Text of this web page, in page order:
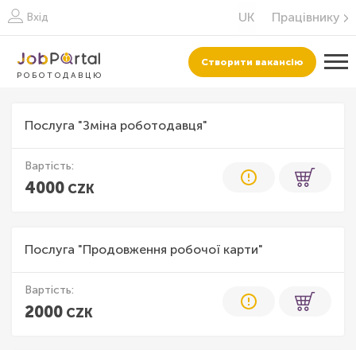
Вхід Працівнику
РОБОТОДАВЦЮ
Створити вакансію
Послуга "Зміна роботодавця"
Вартість:
4000 CZK
Послуга "Продовження робочої карти"
Вартість:
2000 CZK